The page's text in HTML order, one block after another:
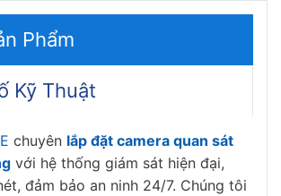
Phẩm
Kỹ Thuật
chuyên lắp đặt camera quan sát
với hệ thống giám sát hiện đại,
đảm bảo an ninh 24/7. Chúng tôi